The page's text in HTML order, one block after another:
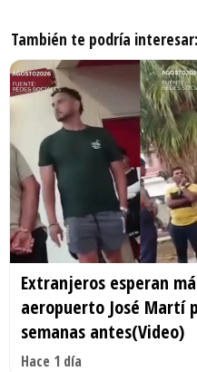
También te podría interesar:
Extranjeros esperan
aeropuerto José Martí
semanas antes(Video)
Hace 1 día